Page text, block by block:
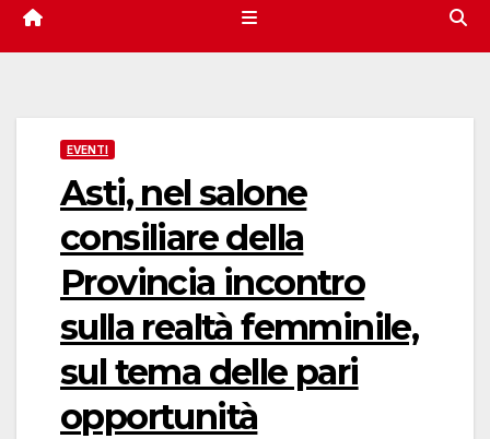
EVENTI
Asti, nel salone
consiliare della
Provincia incontro
sulla realtà femminile,
sul tema delle pari
opportunità